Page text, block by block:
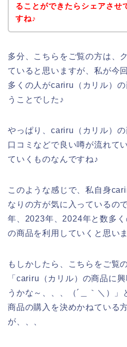
ることができたらシェアさせ
すね♪
多分、こちらをご覧の方は、
ていると思いますが、私が今
多くの人がcariru（カリル）
うことでした♪
やっぱり、cariru（カリル）
口コミなどで良い噂が流れて
ていくものなんですね♪
このような感じで、私自身
なりの方が気に入っているの
年、2023年、2024年と数多く
の商品を利用していくと思いま
もしかしたら、こちらをご覧
「cariru（カリル）の商品に
うかな～、、、（´＿｀＼）
商品の購入を決めかねている
が、、、